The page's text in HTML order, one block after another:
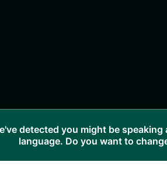
detected you might be speaking
language. Do you want to